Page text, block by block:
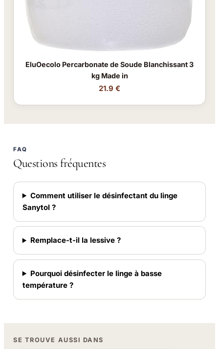
EluOecolo Percarbonate de Soude Blanchissant 3
kg Made in
21.9 €
FAQ
Questions fréquentes
Comment utiliser le désinfectant du linge
Sanytol ?
Remplace-t-il la lessive ?
Pourquoi désinfecter le linge à basse
température ?
SE TROUVE AUSSI DANS